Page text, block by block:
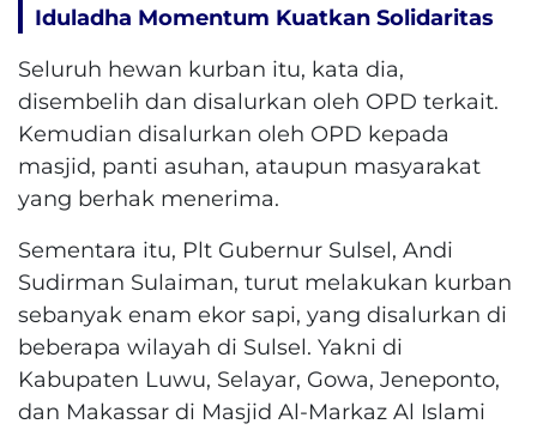
Iduladha Momentum Kuatkan Solidaritas
Seluruh hewan kurban itu, kata dia,
disembelih dan disalurkan oleh OPD terkait.
Kemudian disalurkan oleh OPD kepada
masjid, panti asuhan, ataupun masyarakat
yang berhak menerima.
Sementara itu, Plt Gubernur Sulsel, Andi
Sudirman Sulaiman, turut melakukan kurban
sebanyak enam ekor sapi, yang disalurkan di
beberapa wilayah di Sulsel. Yakni di
Kabupaten Luwu, Selayar, Gowa, Jeneponto,
dan Makassar di Masjid Al-Markaz Al Islami